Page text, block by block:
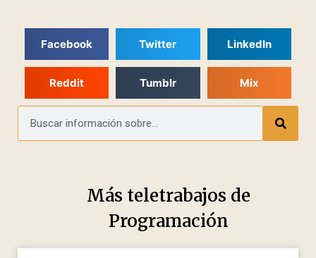
Facebook Twitter LinkedIn
Reddit Tumblr Mix
Más teletrabajos de
Programación